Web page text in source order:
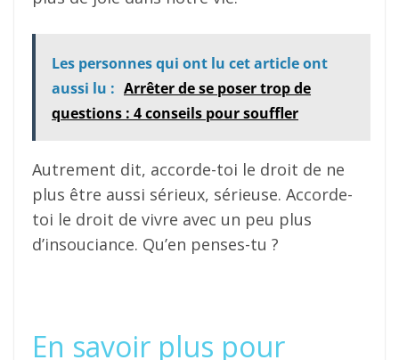
Les personnes qui ont lu cet article ont
aussi lu : Arrêter de se poser trop de
questions : 4 conseils pour souffler
Autrement dit, accorde-toi le droit de ne
plus être aussi sérieux, sérieuse. Accorde-
toi le droit de vivre avec un peu plus
d’insouciance. Qu’en penses-tu ?
En savoir plus pour